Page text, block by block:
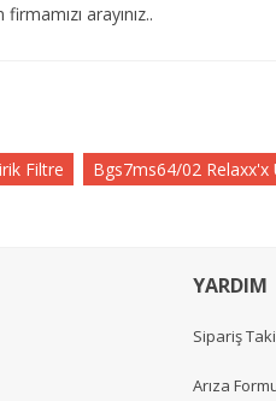
arayınız..
Filtre Bgs7ms64/02
YARDIM
Sipariş
Arıza